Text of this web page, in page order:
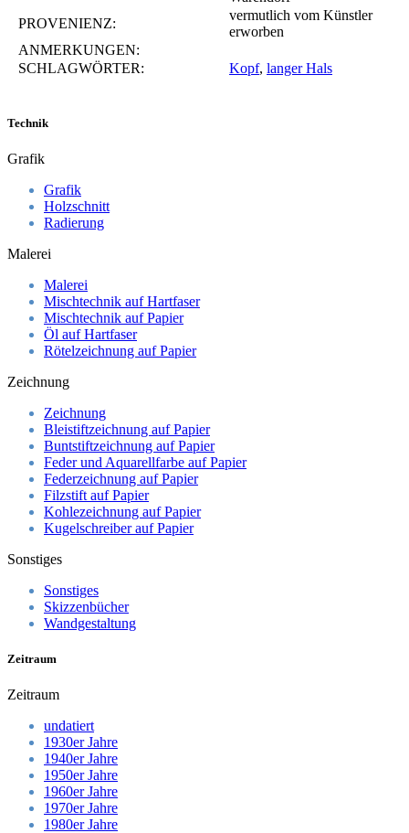
PROVENIENZ:
vermutlich vom Künstler
erworben
ANMERKUNGEN:
SCHLAGWÖRTER:
Kopf, langer Hals
Technik
Grafik
Grafik
Holzschnitt
Radierung
Malerei
Malerei
Mischtechnik auf Hartfaser
Mischtechnik auf Papier
Öl auf Hartfaser
Rötelzeichnung auf Papier
Zeichnung
Zeichnung
Bleistiftzeichnung auf Papier
Buntstiftzeichnung auf Papier
Feder und Aquarellfarbe auf Papier
Federzeichnung auf Papier
Filzstift auf Papier
Kohlezeichnung auf Papier
Kugelschreiber auf Papier
Sonstiges
Sonstiges
Skizzenbücher
Wandgestaltung
Zeitraum
Zeitraum
undatiert
1930er Jahre
1940er Jahre
1950er Jahre
1960er Jahre
1970er Jahre
1980er Jahre